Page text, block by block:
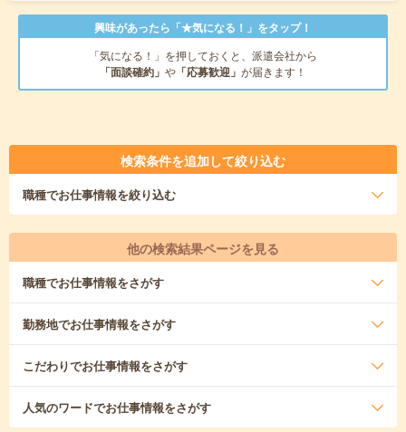
興味があったら「★気になる！」をタップ！
「気になる！」を押しておくと、派遣会社から
「面談確約」 や 「応募歓迎」 が届きます！
検索条件を追加して絞り込む
職種でお仕事情報を絞り込む
他の検索結果ページを見る
職種でお仕事情報をさがす
勤務地でお仕事情報をさがす
こだわりでお仕事情報をさがす
人気のワードでお仕事情報をさがす